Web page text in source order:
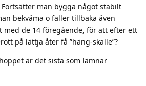
man bygga något stabilt
bekväma o faller tillbaka även
med de 14 föregående, för att efter ett
på lättja åter få ”häng-skalle”?
är det sista som lämnar